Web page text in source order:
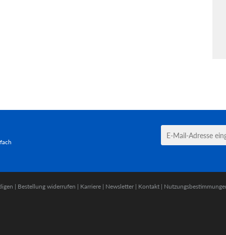
| Bestellung widerrufen | Karriere | Newsletter | Kontakt |